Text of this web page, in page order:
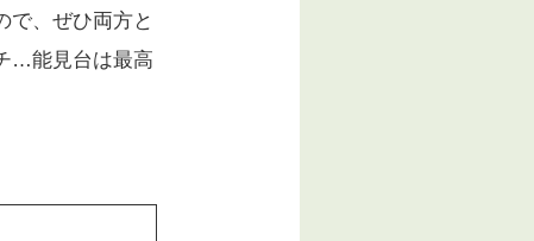
で、ぜひ両方と
…能見台は最高